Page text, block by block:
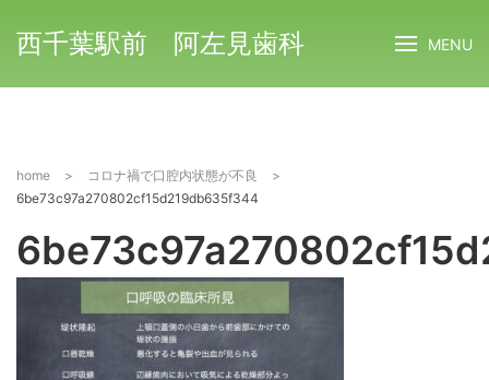
西千葉駅前 阿左見歯科 MENU
home > コロナ禍で口腔内状態が不良
>
6be73c97a270802cf15d219db635f344